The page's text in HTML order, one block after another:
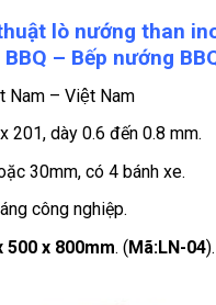
lò nướng than
– Bếp nướng
Nam – Việt Nam
201, dày 0.6 đến 0.8 mm.
30mm, có 4 bánh xe.
công nghiệp.
500 x 800mm. (Mã:LN-04).